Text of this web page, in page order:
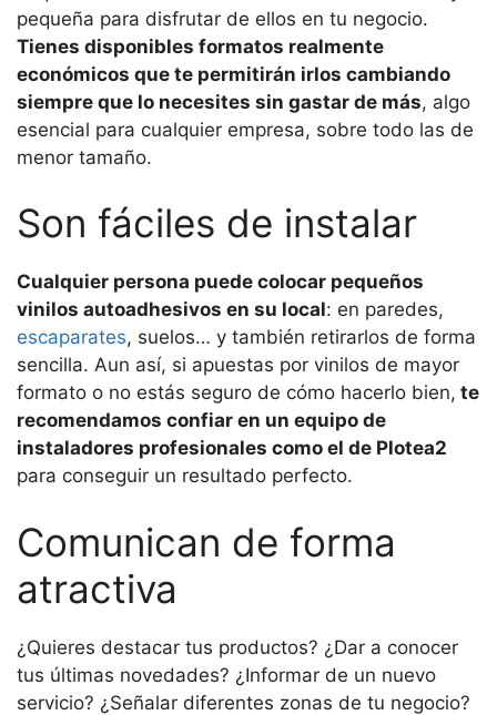
pequeña para disfrutar de ellos en tu negocio.
Tienes disponibles formatos realmente
económicos que te permitirán irlos cambiando
siempre que lo necesites sin gastar de más, algo
esencial para cualquier empresa, sobre todo las de
menor tamaño.
Son fáciles de instalar
Cualquier persona puede colocar pequeños
vinilos autoadhesivos en su local: en paredes,
escaparates, suelos… y también retirarlos de forma
sencilla. Aun así, si apuestas por vinilos de mayor
formato o no estás seguro de cómo hacerlo bien, te
recomendamos confiar en un equipo de
instaladores profesionales como el de Plotea2
para conseguir un resultado perfecto.
Comunican de forma
atractiva
¿Quieres destacar tus productos? ¿Dar a conocer
tus últimas novedades? ¿Informar de un nuevo
servicio? ¿Señalar diferentes zonas de tu negocio?